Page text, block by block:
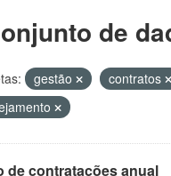
de
gestão contratos
de contratações anual